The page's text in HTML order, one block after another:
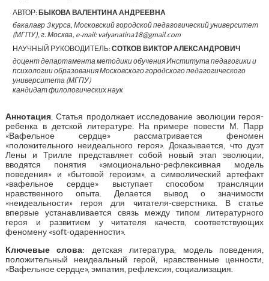
АВТОР:БЫКОВА ВАЛЕНТИНА АНДРЕЕВНА
бакалавр 3 курса, Московский городской педагогический университет
(МГПУ), г. Москва, e-mail: valyanatina18@gmail.com
НАУЧНЫЙ РУКОВОДИТЕЛЬ:СОТКОВ ВИКТОР АЛЕКСАНДРОВИЧ
доцент департамента методики обучения Института педагогики и
психологии образования Московского городского педагогического
университета (МГПУ)
кандидат филологических наук
Аннотация. Статья продолжает исследование эволюции героя-
ребенка в детской литературе. На примере повести М. Парр
«Вафельное сердце» рассматривается феномен
«положительного неидеального героя». Доказывается, что дуэт
Лены и Трилле представляет собой новый этап эволюции,
вводятся понятия «эмоционально-рефлексивная модель
поведения» и «бытовой героизм», а символический артефакт
«вафельное сердце» выступает способом трансляции
нравственного опыта. Делается вывод о значимости
«неидеальности» героя для читателя-сверстника. В статье
впервые устанавливается связь между типом литературного
героя и развитием у читателя качеств, соответствующих
феномену «soft-одаренности».
Ключевые слова: детская литература, модель поведения,
положительный неидеальный герой, нравственные ценности,
«Вафельное сердце», эмпатия, рефлексия, социализация.